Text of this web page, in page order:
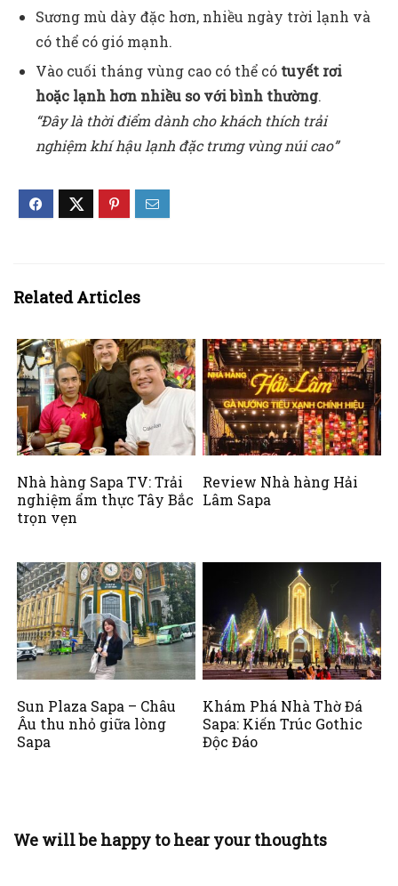
Sương mù dày đặc hơn, nhiều ngày trời lạnh và
có thể có gió mạnh.
Vào cuối tháng vùng cao có thể có tuyết rơi
hoặc lạnh hơn nhiều so với bình thường.
“Đây là thời điểm dành cho khách thích trải
nghiệm khí hậu lạnh đặc trưng vùng núi cao”
Related Articles
Nhà hàng Sapa TV: Trải
nghiệm ẩm thực Tây Bắc
trọn vẹn
Review Nhà hàng Hải
Lâm Sapa
Sun Plaza Sapa – Châu
Âu thu nhỏ giữa lòng
Sapa
Khám Phá Nhà Thờ Đá
Sapa: Kiến Trúc Gothic
Độc Đáo
We will be happy to hear your thoughts